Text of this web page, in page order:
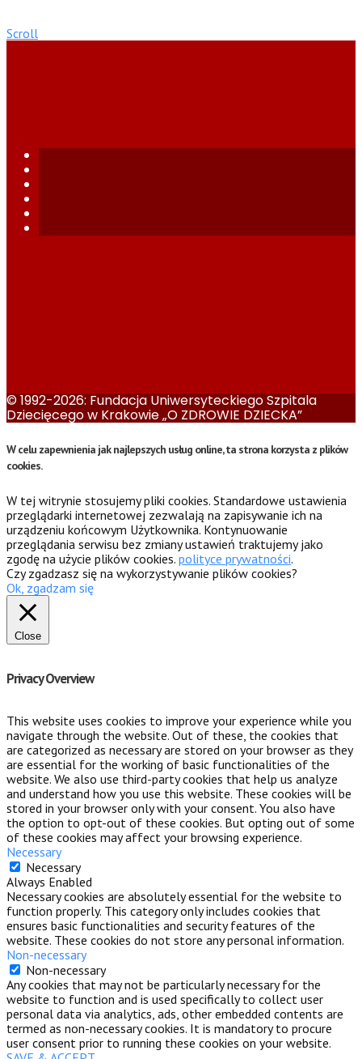
Scroll
© 1992-2026: Fundacja Uniwersyteckiego Szpitala
Dziecięcego w Krakowie „O ZDROWIE DZIECKA”
W celu zapewnienia jak najlepszych usług online, ta strona korzysta z plików
cookies.
W tej witrynie stosujemy pliki cookies. Standardowe ustawienia
przeglądarki internetowej zezwalają na zapisywanie ich na
urządzeniu końcowym Użytkownika. Kontynuowanie
przeglądania serwisu bez zmiany ustawień traktujemy jako
zgodę na użycie plików cookies. polityce prywatności.
Czy zgadzasz się na wykorzystywanie plików cookies?
Ok, zgadzam się
Close
Privacy Overview
This website uses cookies to improve your experience while you
navigate through the website. Out of these, the cookies that
are categorized as necessary are stored on your browser as they
are essential for the working of basic functionalities of the
website. We also use third-party cookies that help us analyze
and understand how you use this website. These cookies will be
stored in your browser only with your consent. You also have
the option to opt-out of these cookies. But opting out of some
of these cookies may affect your browsing experience.
Necessary
Necessary
Always Enabled
Necessary cookies are absolutely essential for the website to
function properly. This category only includes cookies that
ensures basic functionalities and security features of the
website. These cookies do not store any personal information.
Non-necessary
Non-necessary
Any cookies that may not be particularly necessary for the
website to function and is used specifically to collect user
personal data via analytics, ads, other embedded contents are
termed as non-necessary cookies. It is mandatory to procure
user consent prior to running these cookies on your website.